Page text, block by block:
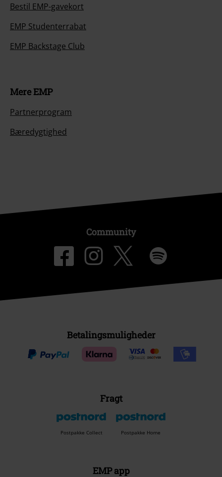
Bestil EMP-gavekort
EMP Studenterrabat
EMP Backstage Club
Mere EMP
Partnerprogram
Bæredygtighed
Community
Betalingsmuligheder
Fragt
Postpakke Collect Postpakke Home
EMP app